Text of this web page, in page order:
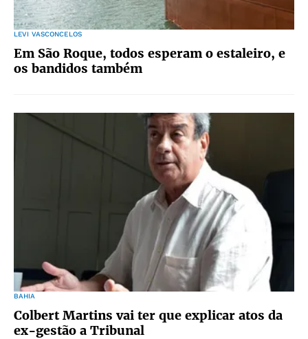
LEVI VASCONCELOS
Em São Roque, todos esperam o estaleiro, e
os bandidos também
BAHIA
Colbert Martins vai ter que explicar atos da
ex-gestão a Tribunal